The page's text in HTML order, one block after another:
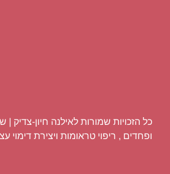
כל הזכויות שמורות לאילנה חיון-צדיק
ופחדים , ריפוי טראומות ויצירת דימוי